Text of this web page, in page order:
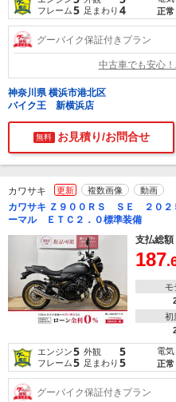
フレーム5 足まわり 4
正常
グーバイク保証付きプラン
中古車でも安心
神奈川県 横浜市港北区
バイク王 新横浜店
無料 お見積り/お問合せ
カワサキ 更新 複数画像 動画
カワサキ Ｚ９００ＲＳ ＳＥ ２０２
ーマル ＥＴＣ２．０標準装備
支払総額
187
モ
初
エンジン5 外観 5
フレーム5 足まわり 5
電
正常
グーバイク保証付きプラン